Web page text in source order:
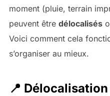
moment (pluie, terrain
peuvent être délocalisés
Voici comment cela
s’organiser au mieux.
📍